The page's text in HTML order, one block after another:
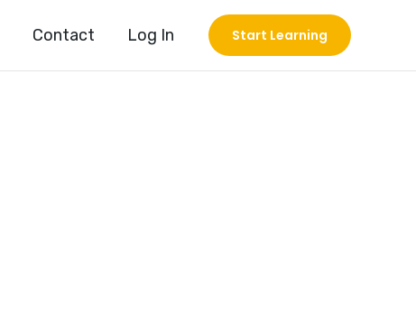
Contact Log In Start Learning